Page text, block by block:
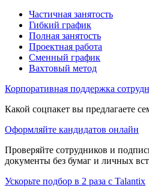
Частичная занятость
Гибкий график
Полная занятость
Проектная работа
Сменный график
Вахтовый метод
Корпоративная поддержка
Какой соцпакет вы предлагаете
Оформляйте кандидатов онлайн
Проверяйте сотрудников и
документы без бумаг и личных
Ускорьте подбор в 2 раза с Talantix